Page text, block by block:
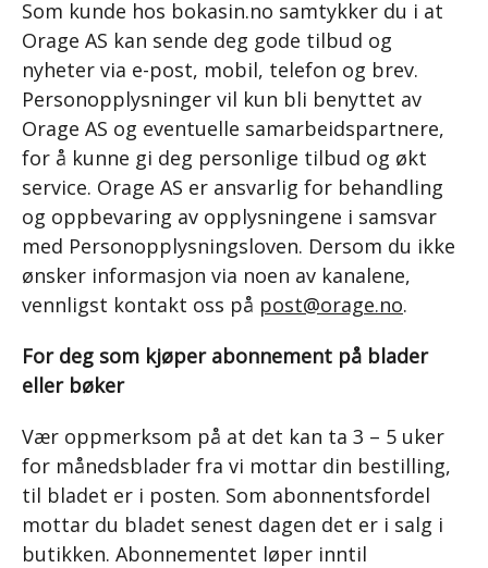
Som kunde hos bokasin.no samtykker du i at
Orage AS kan sende deg gode tilbud og
nyheter via e-post, mobil, telefon og brev.
Personopplysninger vil kun bli benyttet av
Orage AS og eventuelle samarbeidspartnere,
for å kunne gi deg personlige tilbud og økt
service. Orage AS er ansvarlig for behandling
og oppbevaring av opplysningene i samsvar
med Personopplysningsloven. Dersom du ikke
ønsker informasjon via noen av kanalene,
vennligst kontakt oss på post@orage.no.
For deg som kjøper abonnement på blader
eller bøker
Vær oppmerksom på at det kan ta 3 – 5 uker
for månedsblader fra vi mottar din bestilling,
til bladet er i posten. Som abonnentsfordel
mottar du bladet senest dagen det er i salg i
butikken. Abonnementet løper inntil